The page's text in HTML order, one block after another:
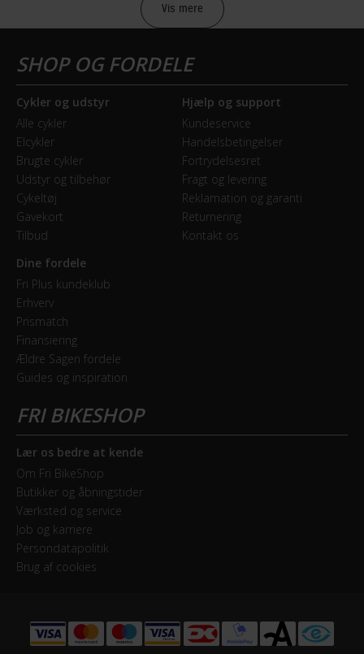
Sikkerheds- og producentinfo
Model år
2023
BREMSER
Bagbremse
Fodbremse
Forbremse
Mekanisk fælgbremse
GEAR
Drivlinje
Kædetræk
Frontklinger
1x - Single
Geargruppe
Shimano Nexus
Geartype
Indvendige gear
Aluminium sølv 38T
Vis mere
Cykler og udstyr
Alle cykler
Elcykler
Brugte cykler
Udstyr og tilbehør
Cykeltøj
Gavekort
Tilbud
Hjælp og support
Kundeservice
Handelsbetingelser
Fortrydelsesret
Fragt og levering
Reklamation og garanti
Returnering
Kontakt os
Dine fordele
Fri Plus kundeklub
Erhverv
Prismatch
Finansiering
Ældre Sagen fordele
Guides og inspiration
Lær os bedre at kende
Om Fri BikeShop
Butikker og åbningstider
Værksted og service
Job og karriere
Persondatapolitik
Brug af cookies